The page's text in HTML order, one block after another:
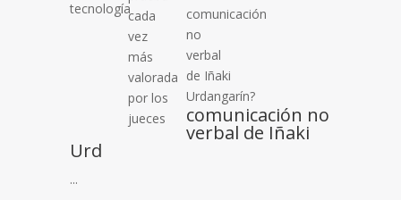
comunicación no
verbal de Iñaki
Urd
...